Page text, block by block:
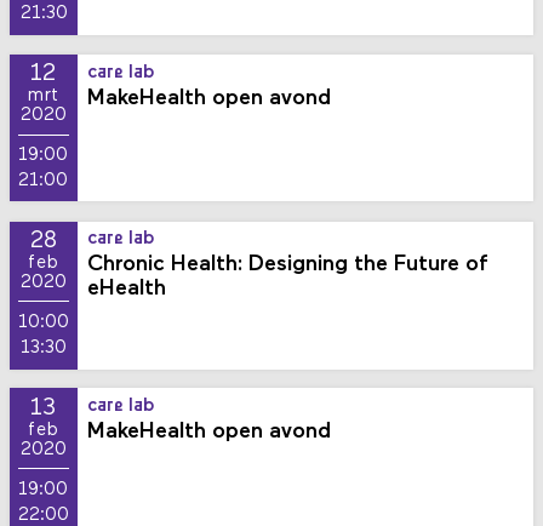
21:30
12
mrt
2020
19:00
21:00
care lab
MakeHealth open avond
28
feb
2020
10:00
13:30
care lab
Chronic Health: Designing the Future of
eHealth
13
feb
2020
19:00
22:00
care lab
MakeHealth open avond